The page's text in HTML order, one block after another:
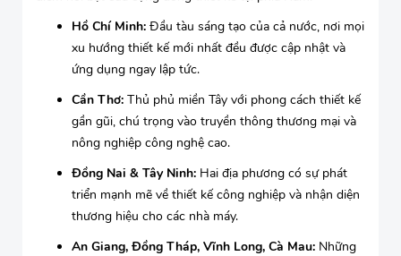
Hồ Chí Minh: Đầu tàu sáng tạo của cả nước, nơi mọi
xu hướng thiết kế mới nhất đều được cập nhật và
ứng dụng ngay lập tức.
Cần Thơ: Thủ phủ miền Tây với phong cách thiết kế
gần gũi, chú trọng vào truyền thông thương mại và
nông nghiệp công nghệ cao.
Đồng Nai & Tây Ninh: Hai địa phương có sự phát
triển mạnh mẽ về thiết kế công nghiệp và nhận diện
thương hiệu cho các nhà máy.
An Giang, Đồng Tháp, Vĩnh Long, Cà Mau: Những